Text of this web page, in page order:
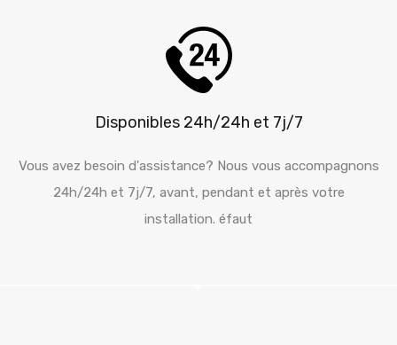
Disponibles 24h/24h et 7j/7
Vous avez besoin d'assistance? Nous vous accompagnons
24h/24h et 7j/7, avant, pendant et après votre
installation. éfaut